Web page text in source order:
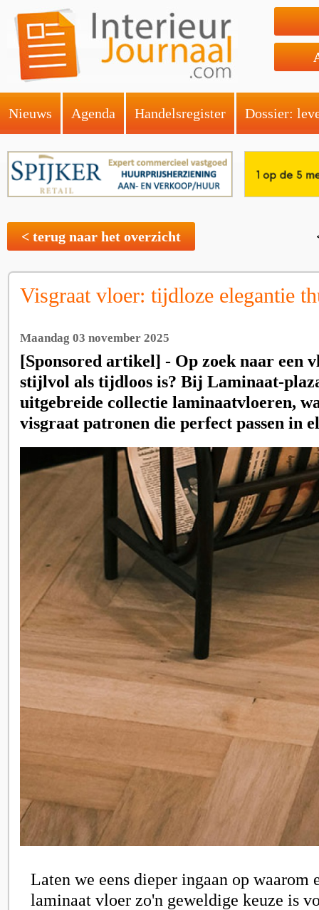
Nieuws Agenda Handelsregister Dossier:
< terug naar het overzicht
Visgraat vloer: tijdloze elegantie
Maandag 03 november 2025
[Sponsored artikel] - Op zoek naar een
stijlvol als tijdloos is? Bij Laminaat-
uitgebreide collectie laminaatvloeren,
visgraat patronen die perfect passen in
Laten we eens dieper ingaan op waarom
laminaat vloer zo'n geweldige keuze is